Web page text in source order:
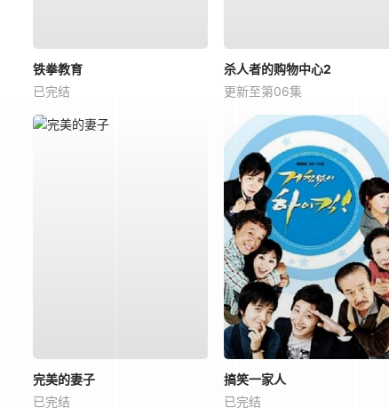
铁拳教育
已完结
杀人者的购物中心2
更新至第06集
完美的妻子
已完结
搞笑一家人
已完结